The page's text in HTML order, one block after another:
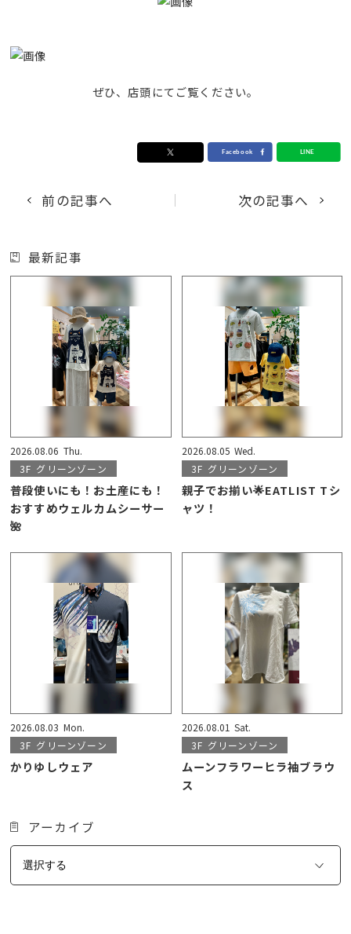
ぜひ、店頭にてご覧ください。
前の記事へ 次の記事へ
最新記事
2026.08.06 Thu.
3F グリーンゾーン
普段使いにも！お土産にも！
おすすめウェルカムシーサー
🌺
2026.08.05 Wed.
3F グリーンゾーン
親子でお揃い🌟EATLIST Tシ
ャツ！
2026.08.03 Mon.
3F グリーンゾーン
かりゆしウェア
2026.08.01 Sat.
3F グリーンゾーン
ムーンフラワーヒラ袖ブラウ
ス
アーカイブ